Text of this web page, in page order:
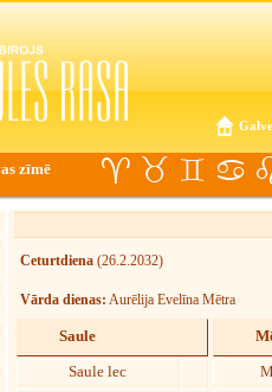
zīmē
Ceturtdiena (26.2.2032)
Vārda dienas: Aurēlija Evelīna Mētra
Saule
Saule lec